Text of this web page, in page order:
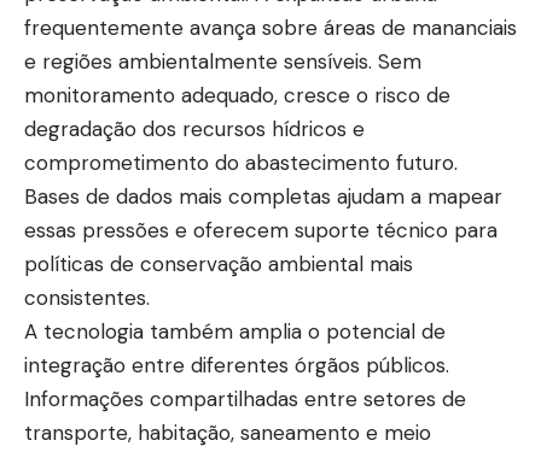
frequentemente avança sobre áreas de mananciais
e regiões ambientalmente sensíveis. Sem
monitoramento adequado, cresce o risco de
degradação dos recursos hídricos e
comprometimento do abastecimento futuro.
Bases de dados mais completas ajudam a mapear
essas pressões e oferecem suporte técnico para
políticas de conservação ambiental mais
consistentes.
A tecnologia também amplia o potencial de
integração entre diferentes órgãos públicos.
Informações compartilhadas entre setores de
transporte, habitação, saneamento e meio